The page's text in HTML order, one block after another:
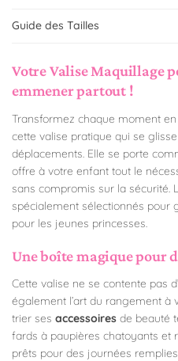
Guide des Tailles
Votre Valise Maquillage
emmener partout !
Transformez chaque moment
cette valise pratique qui se
déplacements. Elle se porte
offre à votre enfant tout le
sans compromis sur la sécurité.
spécialement sélectionnés pour
pour les jeunes princesses.
Une boîte magique pour
Cette valise ne se contente pas
également l’art du rangement à
trier ses accessoires de beauté
fards à paupières chatoyants et
prêts pour des journées